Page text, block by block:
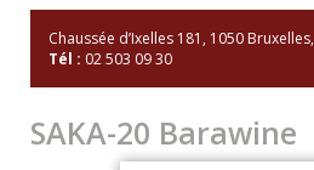
Chaussée d’Ixelles 181, 1050 Bruxelles,
Tél : 02 503 09 30
SAKA-20 Barawine